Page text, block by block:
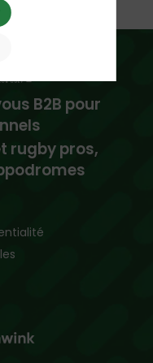
B2B pour
rugby pros,